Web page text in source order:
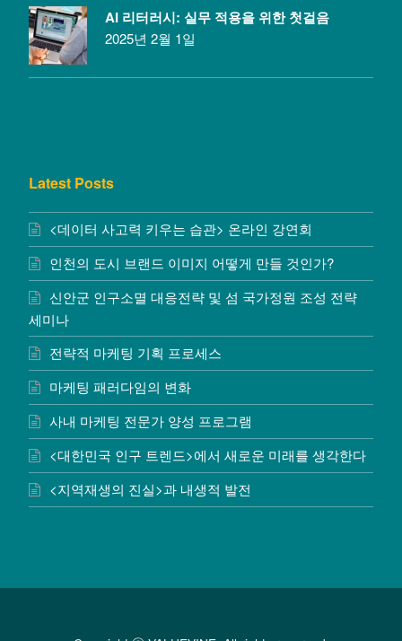
AI 리터러시: 실무 적용을 위한 첫걸음
2025년 2월 1일
Latest Posts
<데이터 사고력 키우는 습관> 온라인 강연회
인천의 도시 브랜드 이미지 어떻게 만들 것인가?
신안군 인구소멸 대응전략 및 섬 국가정원 조성 전략
세미나
전략적 마케팅 기획 프로세스
마케팅 패러다임의 변화
사내 마케팅 전문가 양성 프로그램
<대한민국 인구 트렌드>에서 새로운 미래를 생각한다
<지역재생의 진실>과 내생적 발전